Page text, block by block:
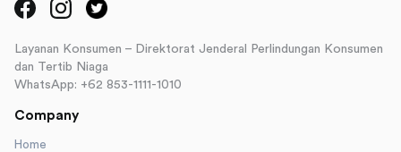
Layanan Konsumen – Direktorat Jenderal Perlindungan Konsumen
dan Tertib Niaga
WhatsApp: +62 853-1111-1010
Company
Home